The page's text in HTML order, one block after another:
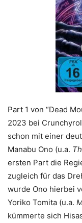
Part 1 von “Dead
2023 bei
schon mit einer
Manabu Ono (u.a.
ersten Part die
zugleich für das
wurde Ono hierbei
Yoriko Tomita (u.a.
kümmerte sich